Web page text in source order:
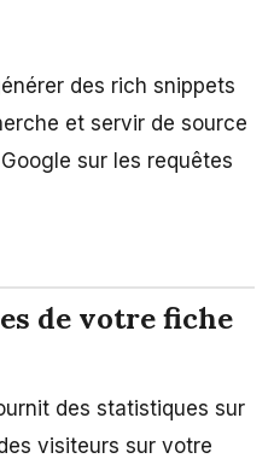
des rich snippets
et servir de source
sur les requêtes
de votre fiche
des statistiques sur
visiteurs sur votre